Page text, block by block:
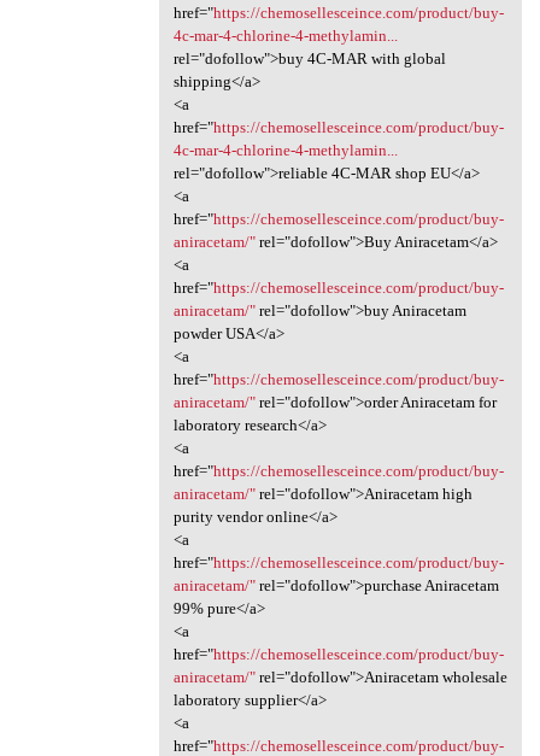
href="https://chemosellesceince.com/product/buy-
4c-mar-4-chlorine-4-methylamin...
rel="dofollow">buy 4C-MAR with global
shipping</a>
<a
href="https://chemosellesceince.com/product/buy-
4c-mar-4-chlorine-4-methylamin...
rel="dofollow">reliable 4C-MAR shop EU</a>
<a
href="https://chemosellesceince.com/product/buy-
aniracetam/"rel="dofollow">Buy Aniracetam</a>
<a
href="https://chemosellesceince.com/product/buy-
aniracetam/"rel="dofollow">buy Aniracetam
powder USA</a>
<a
href="https://chemosellesceince.com/product/buy-
aniracetam/"rel="dofollow">order Aniracetam for
laboratory research</a>
<a
href="https://chemosellesceince.com/product/buy-
aniracetam/"rel="dofollow">Aniracetam high
purity vendor online</a>
<a
href="https://chemosellesceince.com/product/buy-
aniracetam/"rel="dofollow">purchase Aniracetam
99% pure</a>
<a
href="https://chemosellesceince.com/product/buy-
aniracetam/"rel="dofollow">Aniracetam wholesale
laboratory supplier</a>
<a
href="https://chemosellesceince.com/product/buy-